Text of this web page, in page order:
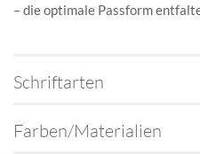
– die optimale Passform
Schriftarten
Farben/Materialien